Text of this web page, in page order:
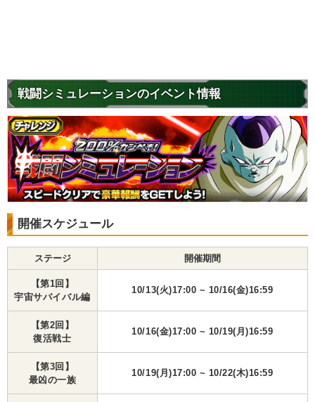
戦闘シミュレーションのイベント情報
開催スケジュール
ステージ 開催期間
【第1回】
宇宙サバイバル編
10/13(火)17:00 ~ 10/16(金)16:59
【第2回】
復活戦士
10/16(金)17:00 ~ 10/19(月)16:59
【第3回】
最凶の一族
10/19(月)17:00 ~ 10/22(木)16:59